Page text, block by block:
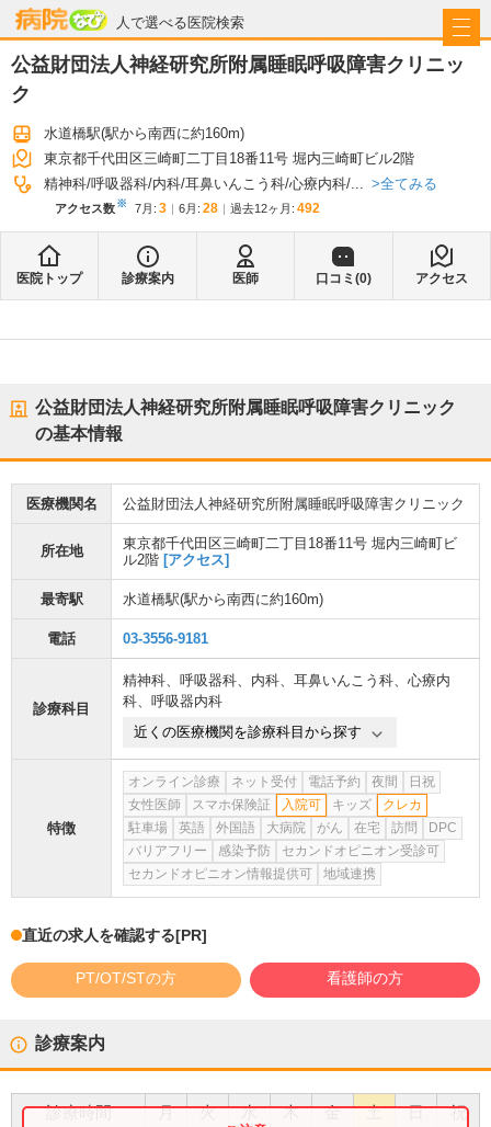
人で選べる医院検索
病院なび
公益財団法人神経研究所附属睡眠呼吸障害クリニッ
ク
水道橋駅(駅から南西に約160m)
東京都千代田区三崎町二丁目18番11号 堀内三崎町ビル2階
精神科 呼吸器科 内科 耳鼻いんこう科 心療内科 ... 全てみる
アクセス数※ 7月 : 3 6月 : 28 過去12ヶ月: 492
医院トップ 診療案内 医師 口コミ(0) アクセス
公益財団法人神経研究所附属睡眠呼吸障害クリニック
の基本情報
医療機関名 公益財団法人神経研究所附属睡眠呼吸障害クリニック
所在地
東京都千代田区三崎町二丁目18番11号 堀内三崎町ビ
ル2階 [アクセス]
最寄駅 水道橋駅(駅から南西に約160m)
電話 03-3556-9181
診療科目
精神科、 呼吸器科、 内科、 耳鼻いんこう科、 心療内
科、 呼吸器内科
近くの医療機関を診療科目から探す
特徴
オンライン診療 ネット受付 電話予約 夜間
日祝
女性医師
スマホ保険証 入院可 キッズ
クレカ
駐車場
英語 外国語 大病院 がん 在宅 訪問
DPC
バリアフリー
感染予防
セカンドオピニオン受診可
セカンドオピニオン情報提供可
地域連携
直近の求人を確認する[PR]
PT/OT/STの方 看護師の方
診療案内
診療時間 月 火 水 木 金 土 日 祝